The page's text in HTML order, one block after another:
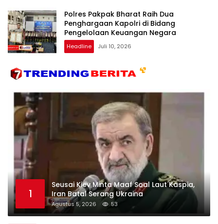
Polres Pakpak Bharat Raih Dua
Penghargaan Kapolri di Bidang
Pengelolaan Keuangan Negara
Headline Juli 10, 2026
1
Seusai Kiev Minta Maaf Soal Laut Kaspia,
Iran Batal Serang Ukraina
Agustus 5, 2026 53